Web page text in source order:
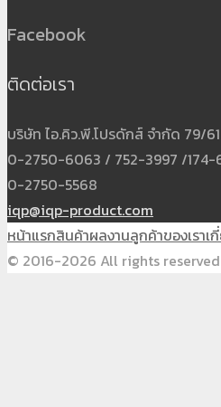
Facebook
ติดต่อเรา
บริษัท ไอ.คิว.พี.โปรดักส์ จำกัด 79/
0-2750-6063 / 752-3997 /174-
0-2750-5568
iqp@iqp-product.com
หน้าแรกสินค้าผลงานลูกค้าของเราเ
© 2016-2026 All rights